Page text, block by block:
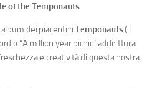
of the Temponauts
dei piacentini Temponauts(il
“A million year picnic” addirittura
e creatività di questa nostra